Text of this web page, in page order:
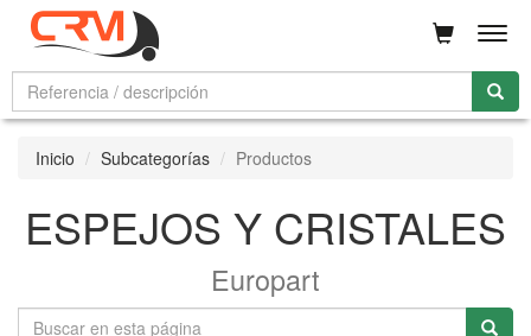
Inicio Subcategorías Productos
ESPEJOS Y CRISTALES
Europart